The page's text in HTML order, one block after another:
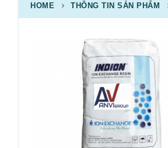
HOME THÔNG TIN SẢN PHẨM